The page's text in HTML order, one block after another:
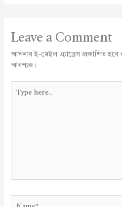
Leave a Comment
আপনার ই-মেইল এ্যাড্রেস প্রকাশিত হবে
আবশ্যক।
here..